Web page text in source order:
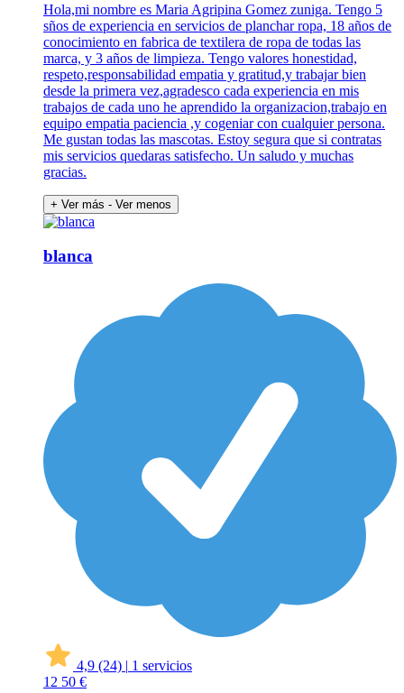
Hola,mi nombre es Maria Agripina Gomez zuniga. Tengo 5
sños de experiencia en servicios de planchar ropa, 18 años de
conocimiento en fabrica de textilera de ropa de todas las
marca, y 3 años de limpieza. Tengo valores honestidad,
respeto,responsabilidad empatia y gratitud,y trabajar bien
desde la primera vez,agradesco cada experiencia en mis
trabajos de cada uno he aprendido la organizacion,trabajo en
equipo empatia paciencia ,y cogeniar con cualquier persona.
Me gustan todas las mascotas. Estoy segura que si contratas
mis servicios quedaras satisfecho. Un saludo y muchas
gracias.
+ Ver más - Ver menos
blanca
4,9 (24) | 1 servicios
12 50 €